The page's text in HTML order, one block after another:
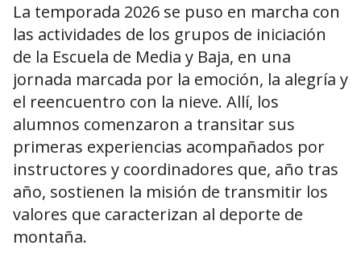
La temporada 2026 se puso en marcha con
las actividades de los grupos de iniciación
de la Escuela de Media y Baja, en una
jornada marcada por la emoción, la alegría y
el reencuentro con la nieve. Allí, los
alumnos comenzaron a transitar sus
primeras experiencias acompañados por
instructores y coordinadores que, año tras
año, sostienen la misión de transmitir los
valores que caracterizan al deporte de
montaña.